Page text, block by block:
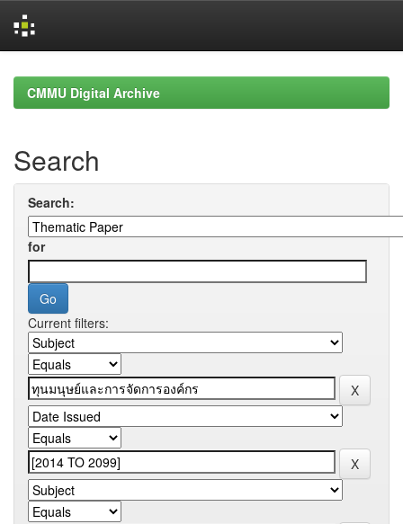
navigationCMMU Digital Archive
Search
Search:
for
Current filters: